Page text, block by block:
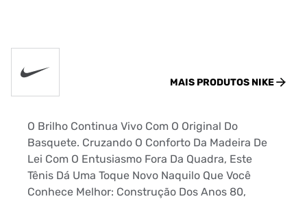
MAIS PRODUTOS NIKE
O Brilho Continua Vivo Com O Original Do
Basquete. Cruzando O Conforto Da Madeira De
Lei Com O Entusiasmo Fora Da Quadra, Este
Tênis Dá Uma Toque Novo Naquilo Que Você
Conhece Melhor: Construção Dos Anos 80,